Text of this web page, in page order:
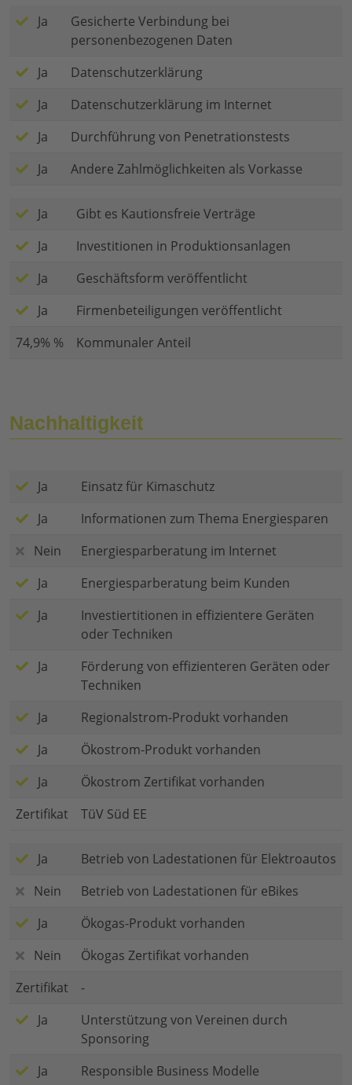
Ja
Gesicherte Verbindung bei
personenbezogenen Daten
Ja
Datenschutzerklärung
Ja
Datenschutzerklärung im Internet
Ja
Durchführung von Penetrationstests
Ja
Andere Zahlmöglichkeiten als Vorkasse
Ja
Gibt es Kautionsfreie Verträge
Ja
Investitionen in Produktionsanlagen
Ja
Geschäftsform veröffentlicht
Ja
Firmenbeteiligungen veröffentlicht
74,9% %
Kommunaler Anteil
Nachhaltigkeit
Ja
Einsatz für Kimaschutz
Ja
Informationen zum Thema Energiesparen
Nein
Energiesparberatung im Internet
Ja
Energiesparberatung beim Kunden
Ja
Investiertitionen in effizientere Geräten
oder Techniken
Ja
Förderung von effizienteren Geräten oder
Techniken
Ja
Regionalstrom-Produkt vorhanden
Ja
Ökostrom-Produkt vorhanden
Ja
Ökostrom Zertifikat vorhanden
Zertifikat
TüV Süd EE
Ja
Betrieb von Ladestationen für Elektroautos
Nein
Betrieb von Ladestationen für eBikes
Ja
Ökogas-Produkt vorhanden
Nein
Ökogas Zertifikat vorhanden
Zertifikat
-
Ja
Unterstützung von Vereinen durch
Sponsoring
Ja
Responsible Business Modelle